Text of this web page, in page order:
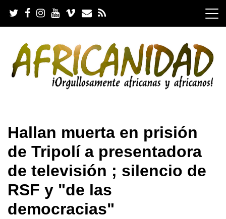
i
Hallan muerta en prisión
de Tripolí a presentadora
de televisión ; silencio de
RSF y "de las
democracias"